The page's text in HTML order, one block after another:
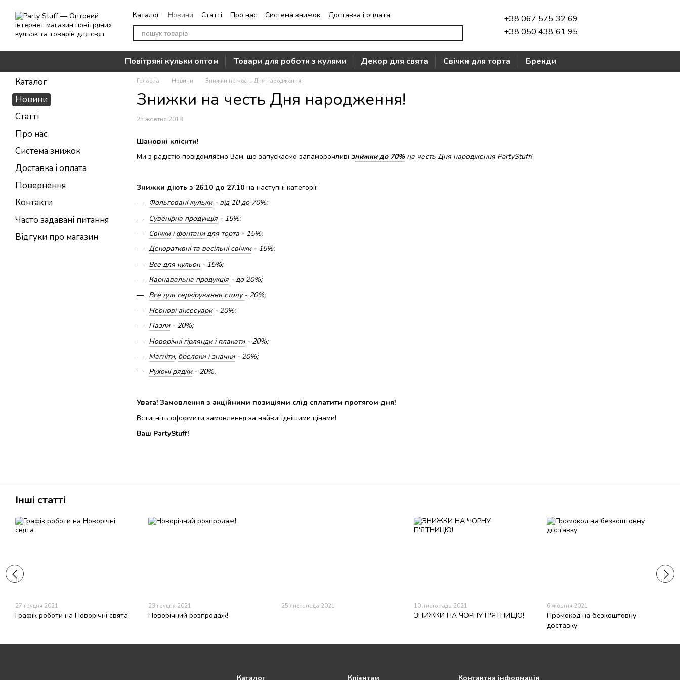
Каталог Новини Статті Про нас Система знижок
Доставка і оплата
Повернення
Контакти Часто задавані питання Відгуки про магазин
+38 067 575 32 69
+38 050 438 61 95
Повітряні кульки оптом Товари для роботи з кулями Декор для свята Свічки для торта Бренди
Головна Новини Знижки на честь Дня народження!
Знижки на честь Дня народження!
25 жовтня 2018
Шановні клієнти!
Ми з радістю повідомляємо Вам, що запускаємо запаморочливі знижки до 70%на честь Дня народження PartyStuff!
Знижки діють з 26.10 до 27.10 на наступні категорії:
Фольговані кульки- від 10 до 70%;
Сувенірна продукція - 15%;
Свічкиіфонтанидля торта - 15%;
Декоративні та весільні свічки- 15%;
Все для кульок- 15%;
Карнавальна продукція - до 20%;
Все для сервірування столу - 20%;
Неонові аксесуари- 20%;
Пазли- 20%;
Новорічні гірлянди і плакати- 20%;
Магніти, брелоки і значки- 20%;
Рухомі рядки- 20%.
Увага! Замовлення з акційними позиціями слід сплатити протягом дня!
Встигніть оформити замовлення за найвигіднішими цінами!
Ваш PartyStuff!
Каталог
Новини
Статті
Про нас
Система знижок
Доставка і оплата
Повернення
Контакти
Часто задавані питання
Відгуки про магазин
Інші статті
27 грудня 2021
Графік роботи на Новорічні свята
23 грудня 2021
Новорічний розпродаж!
25 листопада 2021 10 листопада 2021
ЗНИЖКИ НА ЧОРНУ П'ЯТНИЦЮ!
6 жовтня 2021
Промокод на безкоштовну
доставку